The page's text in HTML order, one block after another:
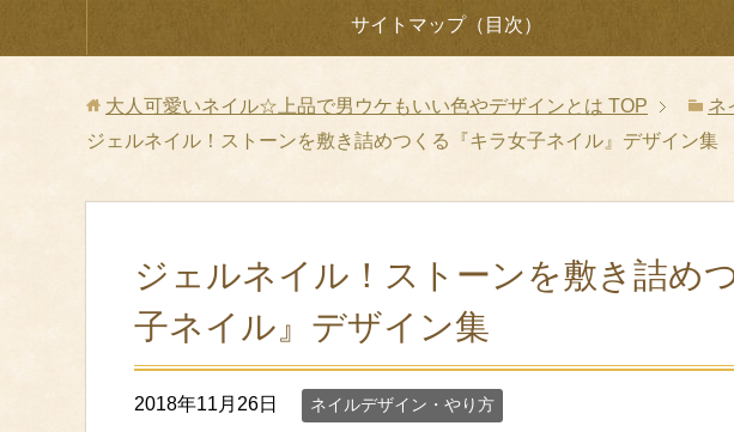
サイトマップ（目次）
大人可愛いネイル☆上品で男ウケもいい色やデザインとは TOP
ネ
ジェルネイル！ストーンを敷き詰めつくる『キラ女子ネイル』デザイン集
ジェルネイル！ストーンを敷き詰め
子ネイル』デザイン集
2018年11月26日 ネイルデザイン・やり方